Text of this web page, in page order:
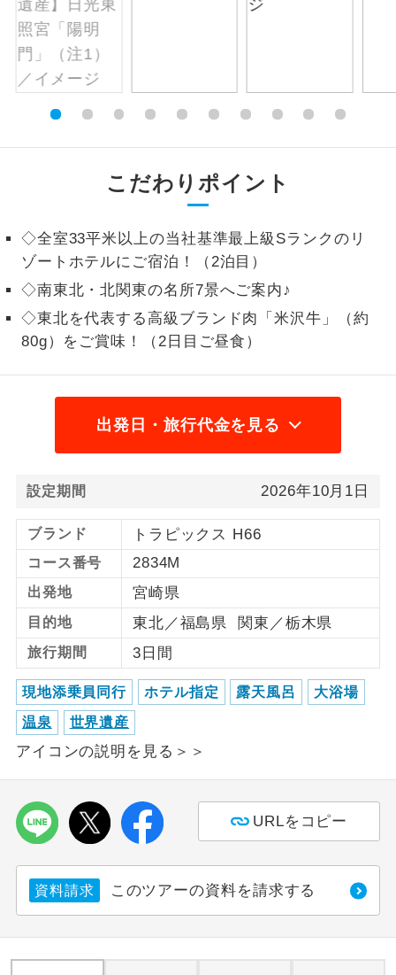
こだわりポイント
◇全室33平米以上の当社基準最上級Sランクのリ
ゾートホテルにご宿泊！（2泊目）
◇南東北・北関東の名所7景へご案内♪
◇東北を代表する高級ブランド肉「米沢牛」（約
80g）をご賞味！（2日目ご昼食）
出発日・旅行代金を見る
設定期間 2026年10月1日
ブランド トラピックス H66
コース番号 2834M
出発地 宮崎県
目的地 東北／福島県 関東／栃木県
旅行期間 3日間
現地添乗員同行 ホテル指定 露天風呂 大浴場
温泉 世界遺産
アイコンの説明を見る＞＞
URLをコピー
資料請求 このツアーの資料を請求する
温泉 温泉地にも宿泊するコースです。
露天風呂
大浴場 ご宿泊ホテルに大浴場が付いています。
全食事付き
事の心配はいりません。（機内食を除
く）
お部屋食
お部屋にてゆっくりとお召し上がりいた
だけます。
トラベルイヤ
ホン
周りの音を気にせず、ガイドさんの説明
をじっくり聞くことができます。
す。
2名様催行
す。
加限定
1名様1室同代
金
1名様1室利用でも追加料金がかからない
コースです。
ご夫婦限定
ご夫婦限定でご参加いただけるコースで
す。
女性限定
女性限定でご参加いただけるコースで
す。
年齢制限あり
ご参加にあたり年齢に制限があるコース
利用航空会社が指定なので、ご出発の計
画にとても便利です。
ホテル指定
ご紹介するホテルを指定したコースで
す。
ス2席利用
す。